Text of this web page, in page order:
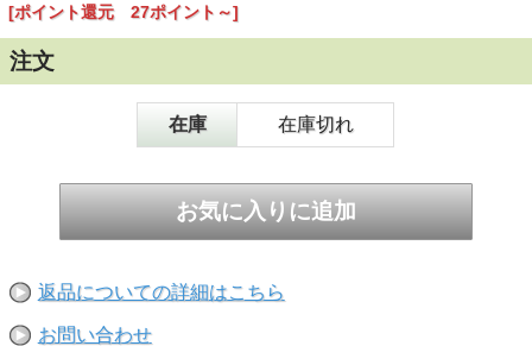
ひとごこちをメインに８０％の低精白にて、ここまで洗練さ
れた酒質には驚き
まるで高精白された大吟醸酒のように滑らか
雑味要素を全く感じさせない透明感を持ち
純水をすべての行程に用い、発酵から瓶詰め・出荷まで、冷
蔵管理を徹底された
飲む価値大
信州産ひとごこち・美山錦８０％精白 アルコール１６度
容量720ｍｌ
[ポイント還元 27ポイント～]
注文
在庫 在庫切れ
返品についての詳細はこちら
お問い合わせ